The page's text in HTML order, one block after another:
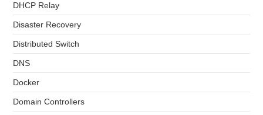
DHCP Relay
Disaster Recovery
Distributed Switch
DNS
Docker
Domain Controllers